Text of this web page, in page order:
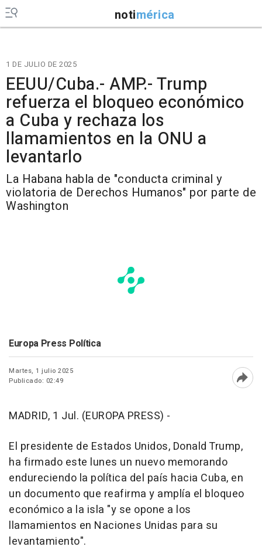
notimérica
1 DE JULIO DE 2025
EEUU/Cuba.- AMP.- Trump
refuerza el bloqueo económico
a Cuba y rechaza los
llamamientos en la ONU a
levantarlo
La Habana habla de "conducta criminal y
violatoria de Derechos Humanos" por parte de
Washington
Europa Press Política
Martes, 1 julio 2025
Publicado: 02:49
MADRID, 1 Jul. (EUROPA PRESS) -
El presidente de Estados Unidos, Donald Trump,
ha firmado este lunes un nuevo memorando
endureciendo la política del país hacia Cuba, en
un documento que reafirma y amplía el bloqueo
económico a la isla "y se opone a los
llamamientos en Naciones Unidas para su
levantamiento".